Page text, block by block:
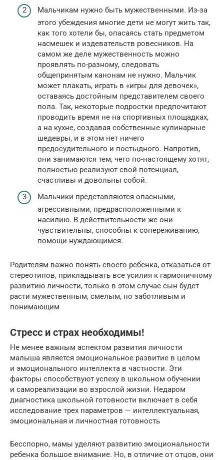
Мальчикам нужно быть мужественными. Из-за
этого убеждения многие дети не могут жить так,
как того хотели бы, опасаясь стать предметом
насмешек и издевательств ровесников. На
самом же деле мужественность можно
проявлять по-разному, следовать
общепринятым канонам не нужно. Мальчик
может плакать, играть в «игры для девочек»,
оставаясь достойным представителем своего
пола. Так, некоторые подростки предпочитают
проводить время не на спортивных площадках,
а на кухне, создавая собственные кулинарные
шедевры, и в этом нет ничего
предосудительного и постыдного. Напротив,
они занимаются тем, чего по-настоящему хотят,
полностью реализуют свой потенциал,
счастливы и довольны собой.
Мальчики представляются опасными,
агрессивными, предрасположенными к
насилию. В действительности же они
чувствительны, способны к сопереживанию,
помощи нуждающимся.
Родителям важно понять своего ребенка, отказаться от
стереотипов, прикладывать все усилия к гармоничному
развитию личности, только в этом случае сын будет
расти мужественным, смелым, но заботливым и
понимающим
Стресс и страх необходимы!
Не менее важным аспектом развития личности
малыша является эмоциональное развитие в целом
и эмоционального интеллекта в частности. Эти
факторы способствуют успеху в школьном обучении
и самореализации во взрослой жизни. Недаром
диагностика школьной готовности включает в себя
исследование трех параметров — интеллектуальная,
эмоциональная и личностная готовность
Бесспорно, мамы уделяют развитию эмоциональности
ребенка большое внимание. Но, в отличие от отцов, они